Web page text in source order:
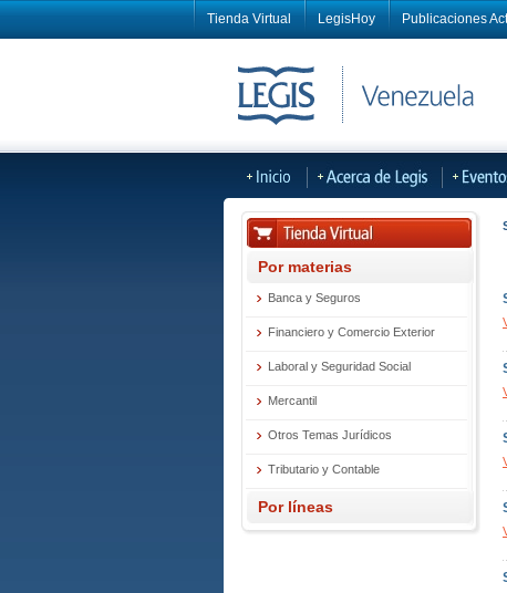
Tienda Virtual LegisHoy Publicaciones
Por materias
Banca y Seguros
Financiero y Comercio Exterior
Laboral y Seguridad Social
Mercantil
Otros Temas Jurídicos
Tributario y Contable
Por líneas